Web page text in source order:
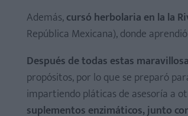
Además,cursó herbolaria en la la
República Mexicana), donde
Después de todas estas
propósitos, por lo que se preparó
impartiendo pláticas de asesoría a
suplementos enzimáticos, junto